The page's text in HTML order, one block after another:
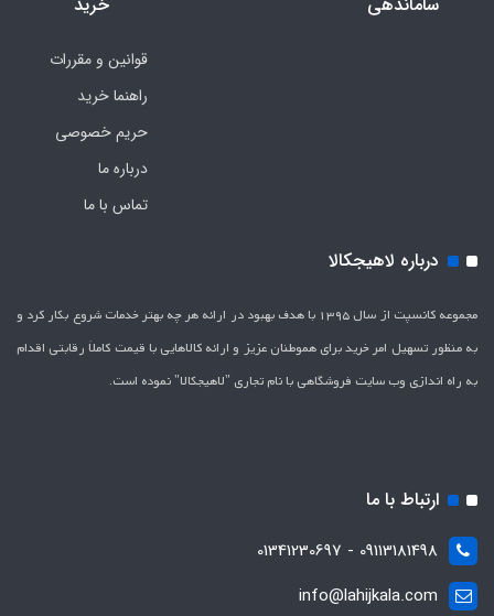
قوانین و مقررات
راهنما خرید
حریم خصوصی
درباره ما
تماس با ما
درباره لاهیجکالا
مجموعه کانسپت از سال 1395 با هدف بهبود در ارائه هر چه بهتر خدمات شروع بکار کرد و
به منظور تسهیل امر خرید برای هموطنان عزیز و ارائه کالاهایی با قیمت کاملاَ رقابتی اقدام
به راه اندازی وب سایت فروشگاهی با نام تجاری "لاهیج­کالا" نموده است.
ارتباط با ما
09113181498 - 01341230697
info@lahijkala.com